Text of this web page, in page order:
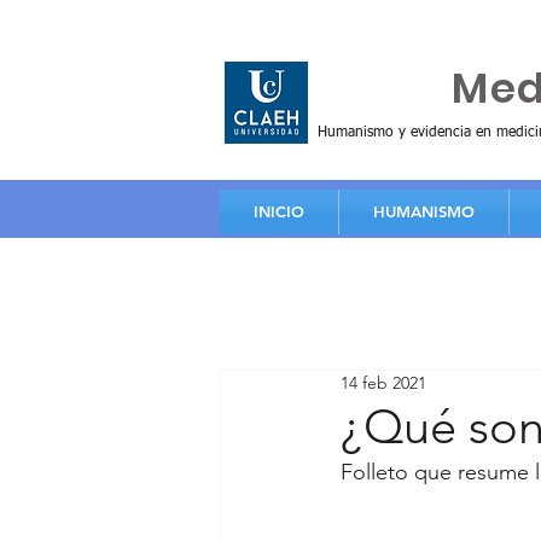
Humanismo y evidencia en
Med
INICIO HUMANISMO
¿Qué
14 feb 2021
Folleto que resume